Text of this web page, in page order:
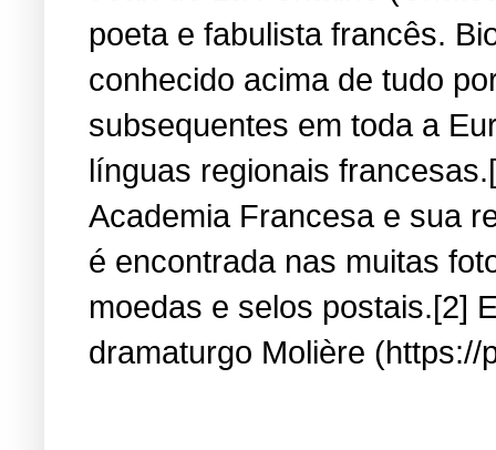
poeta e fabulista francês.
conhecido acima de tudo
subsequentes em toda a
línguas regionais
Academia Francesa e sua
é encontrada nas muitas
moedas e selos postais.[2]
dramaturgo Molière